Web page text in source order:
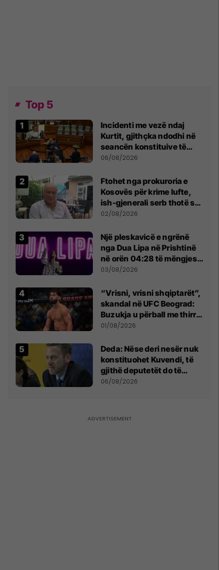
Top 5
Incidenti me vezë ndaj
Kurtit, gjithçka ndodhi në
seancën konstituive të
Kuvendit
06/08/2026
Ftohet nga prokuroria e
Kosovës për krime lufte,
ish-gjenerali serb thotë se
dikush e tradhtoi në
02/08/2026
Një pleskavicë e ngrënë
nga Dua Lipa në Prishtinë
në orën 04:28 të mëngjesit
- dhe bota digjitale serbe
03/08/2026
“Vrisni, vrisni shqiptarët”,
skandal në UFC Beograd:
Buzukja u përball me thirrje
anti-shqiptare nga
01/08/2026
Deda: Nëse deri nesër nuk
konstituohet Kuvendi, të
gjithë deputetët do të
bëjnë shkelje të rëndë
06/08/2026